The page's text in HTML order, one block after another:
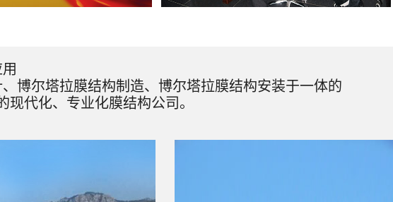
博尔塔拉膜结构制造、博尔塔拉膜结构安装于一体的
代化、专业化膜结构公司。